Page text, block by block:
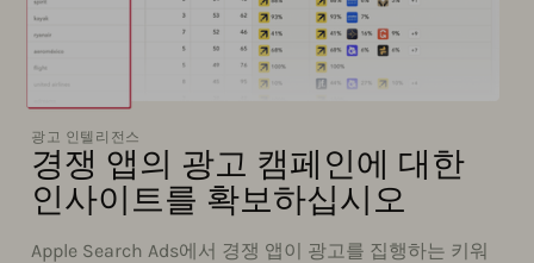
광고 인텔리전스
경쟁 앱의 광고 캠페인에 대한
인사이트를 확보하십시오
Apple Search Ads에서 경쟁 앱이 광고를 집행하는 키워